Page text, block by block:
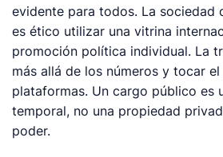
evidente para todos. La sociedad
es ético utilizar una vitrina
promoción política individual. La
más allá de los números y tocar
plataformas. Un cargo público es
temporal, no una propiedad
poder.